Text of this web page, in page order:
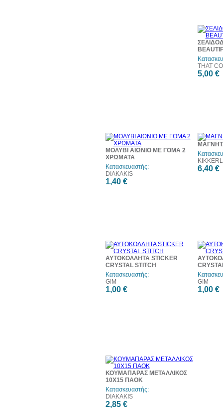
THAT
5,00 €
ΜΟΛΥΒΙ ΑΙΩΝΙΟ ΜΕ ΓΟΜΑ 2
ΧΡΩΜΑΤΑ
Κατασκευαστής:
DIAKAKIS
1,40 €
6,40 €
ΑΥΤΟΚΟΛΛΗΤΑ STICKER
CRYSTAL STITCH
Κατασκευαστής:
GIM
1,00 €
GIM
1,00 €
ΚΟΥΜΑΠΑΡΑΣ ΜΕΤΑΛΛΙΚΟΣ
10Χ15 ΠΑΟΚ
Κατασκευαστής:
DIAKAKIS
2,85 €